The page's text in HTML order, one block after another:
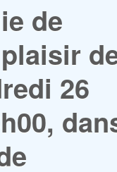
de
26